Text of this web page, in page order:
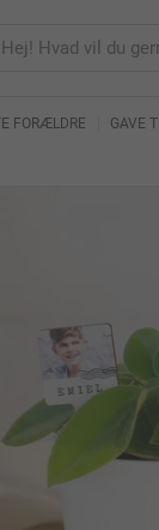
FORÆLDRE GAVE